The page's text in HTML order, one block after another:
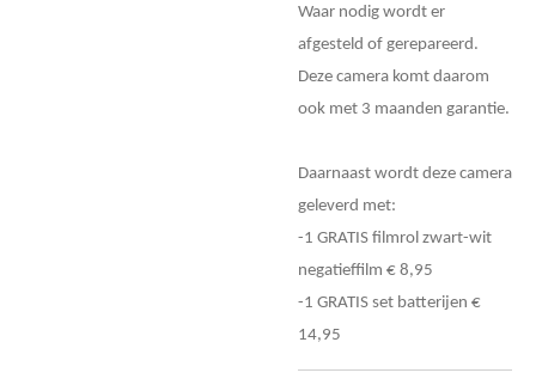
Waar nodig wordt er
afgesteld of gerepareerd.
Deze camera komt daarom
ook met 3 maanden garantie.
Daarnaast wordt deze camera
geleverd met:
-1 GRATIS filmrol zwart-wit
negatieffilm € 8,95
-1 GRATIS set batterijen €
14,95